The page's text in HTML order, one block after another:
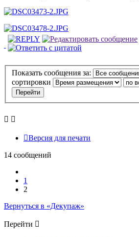
Показать сообщения за:
сортировки
Версия для печати
14 сообщений
1
2
Вернуться в «Декупаж»
Перейти